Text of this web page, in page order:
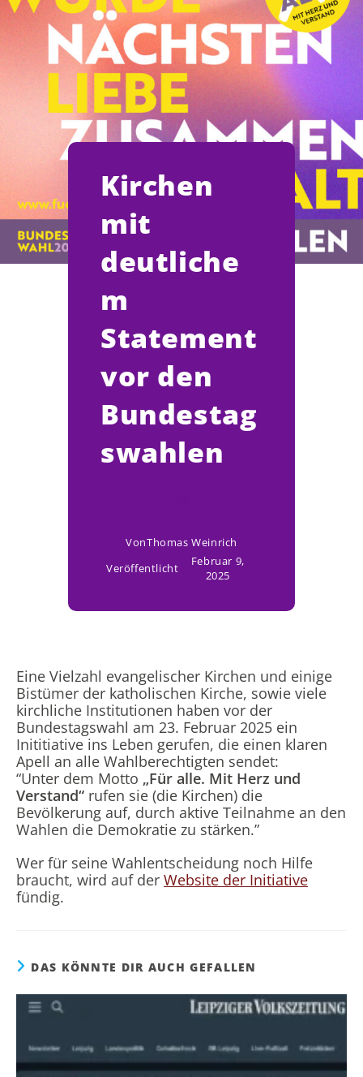
Kirchen
mit
deutliche
m
Statement
vor den
Bundestag
swahlen
VonThomas Weinrich
Veröffentlicht
Februar 9,
2025
Eine Vielzahl evangelischer Kirchen und einige
Bistümer der katholischen Kirche, sowie viele
kirchliche Institutionen haben vor der
Bundestagswahl am 23. Februar 2025 ein
Inititiative ins Leben gerufen, die einen klaren
Apell an alle Wahlberechtigten sendet:
“Unter dem Motto „Für alle. Mit Herz und
Verstand“ rufen sie (die Kirchen) die
Bevölkerung auf, durch aktive Teilnahme an den
Wahlen die Demokratie zu stärken.”
Wer für seine Wahlentscheidung noch Hilfe
braucht, wird auf der Website der Initiative
fündig.
DAS KÖNNTE DIR AUCH GEFALLEN